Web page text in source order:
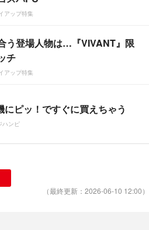
アップ特集
う登場人物は…『VIVANT』限
チ
アップ特集
にピッ！ですぐに買えちゃう
ハンピ
（最終更新：2026-06-10 12:00）